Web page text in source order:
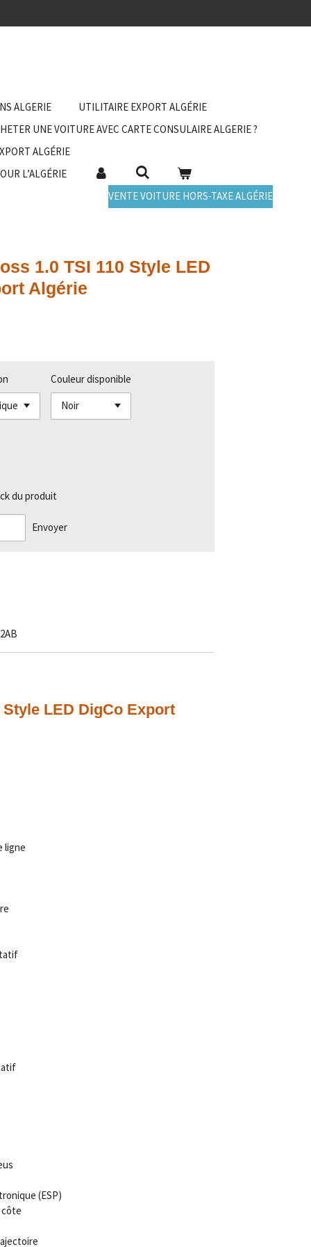
ALGERIE
UTILITAIRE EXPORT ALGÉRIE
UNE VOITURE AVEC CARTE CONSULAIRE ALGERIE ?
ALGÉRIE
L’ALGÉRIE
VENTE VOITURE HORS-TAXE ALGÉRIE
1.0 TSI 110 Style LED
Algérie
Couleur disponible
du produit
Envoyer
Style LED DigCo Export
ligne
(ESP)
côte